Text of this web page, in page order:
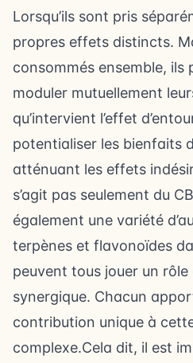
Lorsqu’ils sont pris
propres effets distincts.
consommés ensemble, ils
moduler mutuellement
qu’intervient l’effet
potentialiser les bienfaits
atténuant les effets
s’agit pas seulement du
également une variété
terpènes et flavonoïdes
peuvent tous jouer un
synergique. Chacun
contribution unique à
complexe.Cela dit, il est